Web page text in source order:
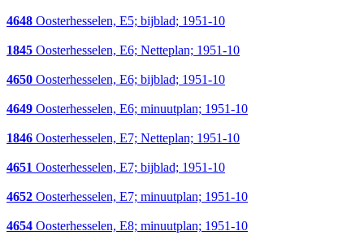
4648 Oosterhesselen, E5; bijblad; 1951-10
1845 Oosterhesselen, E6; Netteplan; 1951-10
4650 Oosterhesselen, E6; bijblad; 1951-10
4649 Oosterhesselen, E6; minuutplan; 1951-10
1846 Oosterhesselen, E7; Netteplan; 1951-10
4651 Oosterhesselen, E7; bijblad; 1951-10
4652 Oosterhesselen, E7; minuutplan; 1951-10
4654 Oosterhesselen, E8; minuutplan; 1951-10